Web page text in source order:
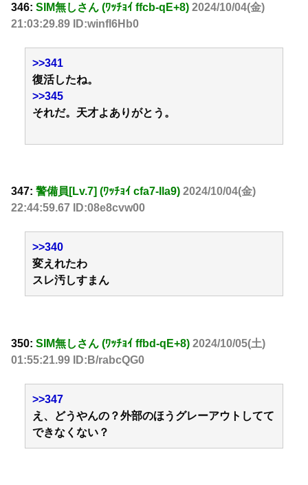
346: SIM無しさん (ﾜｯﾁｮｲ ffcb-qE+8) 2024/10/04(金)
21:03:29.89 ID:winfl6Hb0
>>341
復活したね。
>>345
それだ。天才よありがとう。
347: 警備員[Lv.7] (ﾜｯﾁｮｲ cfa7-Ila9) 2024/10/04(金)
22:44:59.67 ID:08e8cvw00
>>340
変えれたわ
スレ汚しすまん
350: SIM無しさん (ﾜｯﾁｮｲ ffbd-qE+8) 2024/10/05(土)
01:55:21.99 ID:B/rabcQG0
>>347
え、どうやんの？外部のほうグレーアウトしてて
できなくない？